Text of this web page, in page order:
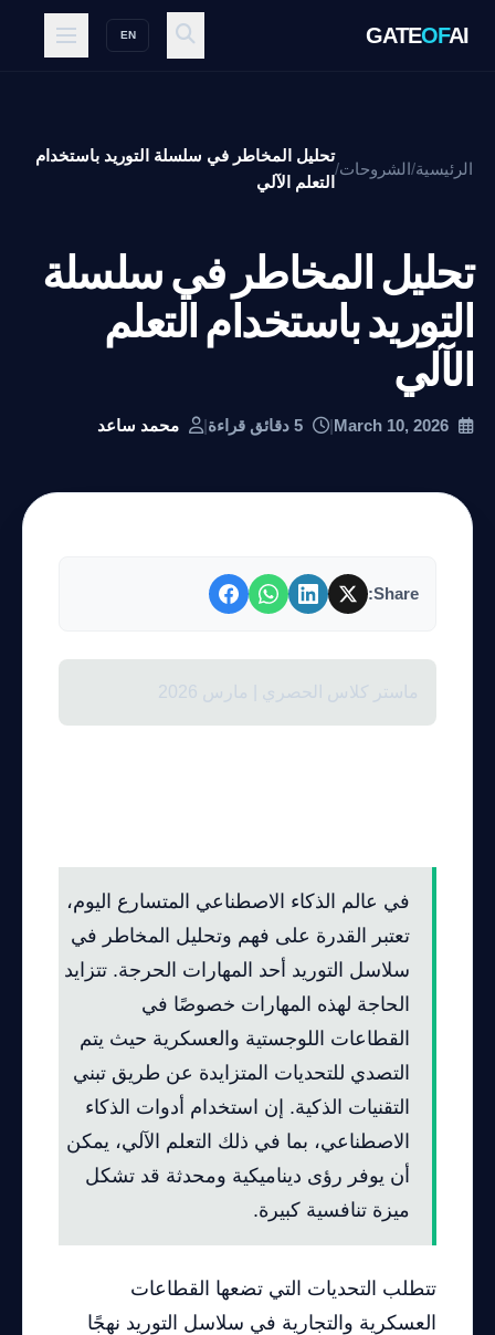
GATEOFAI
EN
الرئيسية/الشروحات/
تحليل المخاطر في سلسلة التوريد باستخدام
التعلم الآلي
تحليل المخاطر في سلسلة
التوريد باستخدام التعلم
الآلي
|
| محمد ساعد
Share:
ماستر كلاس الحصري | مارس 2026
في عالم الذكاء الاصطناعي المتسارع اليوم،
تعتبر القدرة على فهم وتحليل المخاطر في
سلاسل التوريد أحد المهارات الحرجة. تتزايد
الحاجة لهذه المهارات خصوصًا في
القطاعات اللوجستية والعسكرية حيث يتم
التصدي للتحديات المتزايدة عن طريق تبني
التقنيات الذكية. إن استخدام أدوات الذكاء
الاصطناعي، بما في ذلك التعلم الآلي، يمكن
أن يوفر رؤى ديناميكية ومحدثة قد تشكل
ميزة تنافسية كبيرة.
تتطلب التحديات التي تضعها القطاعات
العسكرية والتجارية في سلاسل التوريد نهجًا